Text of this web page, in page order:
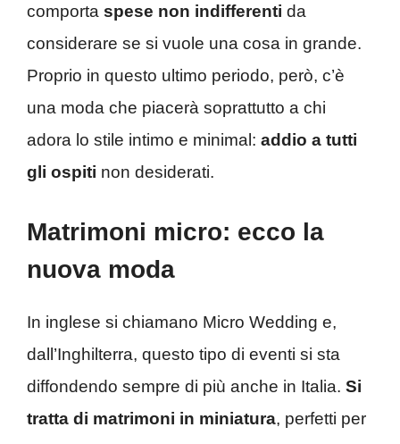
comporta spese non indifferenti da
considerare se si vuole una cosa in grande.
Proprio in questo ultimo periodo, però, c’è
una moda che piacerà soprattutto a chi
adora lo stile intimo e minimal: addio a tutti
gli ospiti non desiderati.
Matrimoni micro: ecco la
nuova moda
In inglese si chiamano Micro Wedding e,
dall’Inghilterra, questo tipo di eventi si sta
diffondendo sempre di più anche in Italia. Si
tratta di matrimoni in miniatura, perfetti per